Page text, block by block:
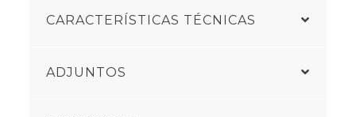
CARACTERÍSTICAS TÉCNICAS
ADJUNTOS